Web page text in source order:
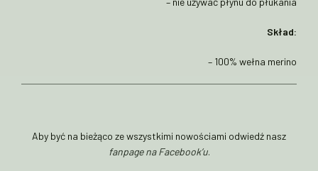
Skład:
– 100% wełna merino
Aby być na bieżąco ze wszystkimi nowościami odwiedź nasz
fanpage na Facebook’u.